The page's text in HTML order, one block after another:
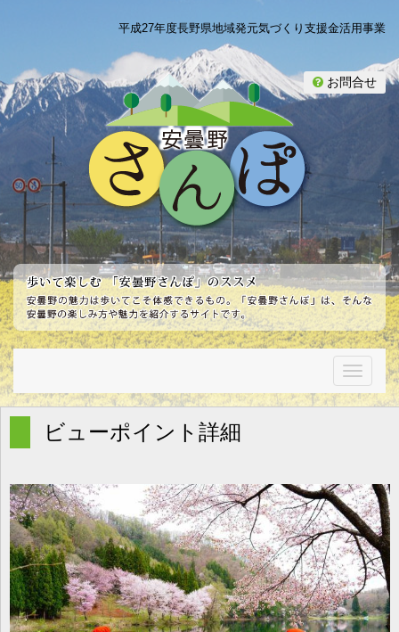
お問合せ
平成27年度長野県地域発元気づくり支援金活用事業
T
o
g
g
v
i
g
a
t
i
o
n
ビューポイント詳細